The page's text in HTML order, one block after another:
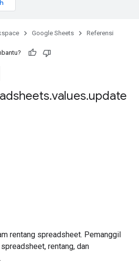
Google Sheets Referensi
.values.update
rentang spreadsheet. Pemanggil
rentang, dan
.